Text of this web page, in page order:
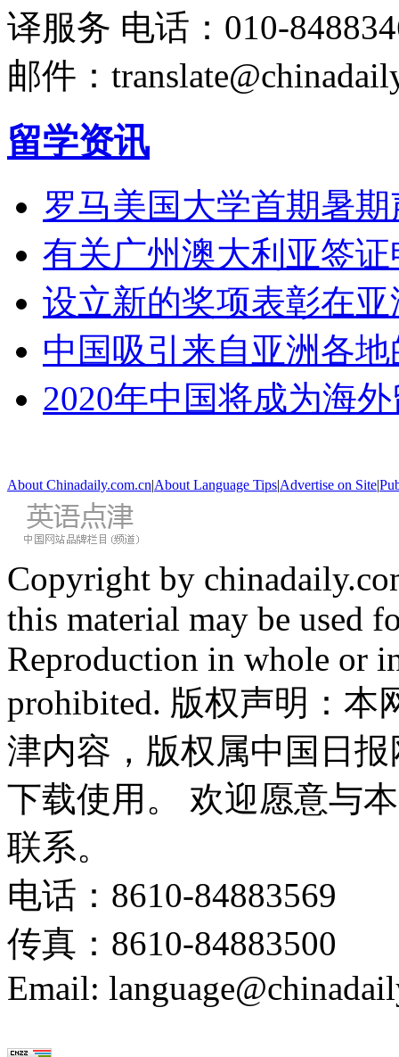
译服务 电话：010-
邮件：
留学资讯
罗马美国大学首期暑
有关广州澳大利亚签
设立新的奖项表彰在
中国吸引来自亚洲各
2020年中国将成为海
About Chinadaily.com.cn|About Language Tips|Advertise on Site|
Copyright by
this material may be used
Reproduction in whole or
prohibited. 版权声明：
津内容，版权属中国日
下载使用。 欢迎愿意与
联系。
电话：8610-84883569
传真：8610-84883500
Email: